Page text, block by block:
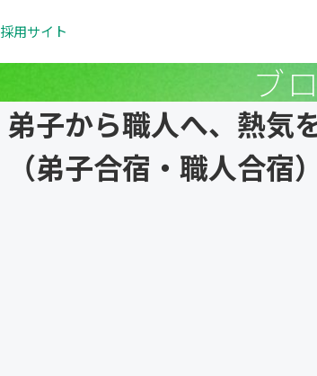
採用サイト
ブ
弟子から職人へ、熱
（弟子合宿・職人合宿